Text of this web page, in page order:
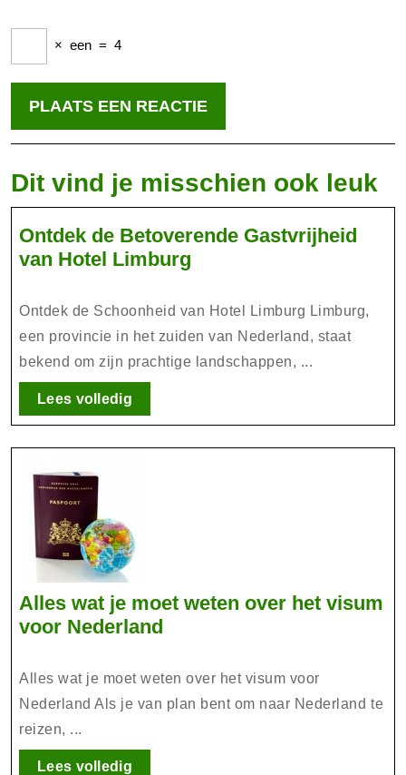
× een = 4
Dit vind je misschien ook leuk
Ontdek de Betoverende Gastvrijheid
van Hotel Limburg
Betoverende
Gastvrijheid
van
Ontdek de Schoonheid van Hotel Limburg Limburg,
een provincie in het zuiden van Nederland, staat
bekend om zijn prachtige landschappen, ...
Lees volledigLees
volledig
Alles wat je moet weten over het visum
voor Nederland
je
moet
Alles wat je moet weten over het visum voor
Nederland Als je van plan bent om naar Nederland te
reizen, ...
Lees volledigLees